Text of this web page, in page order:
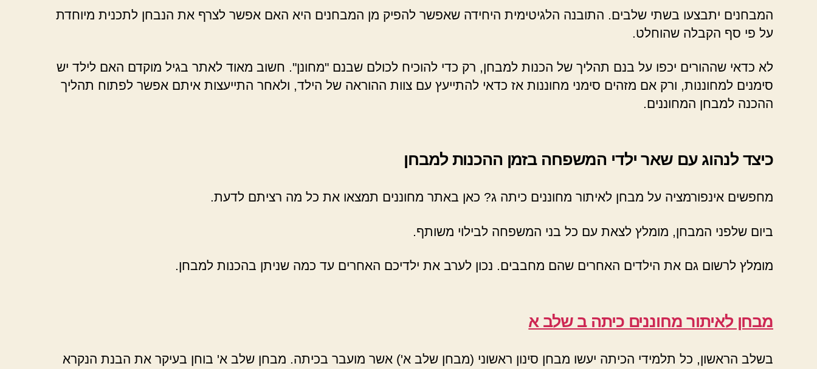
המבחנים יתבצעו בשתי שלבים. התובנה הלגיטימית היחידה שאפשר להפיק מן המבחנים היא האם אפשר לצרף את הנבחן לתכנית מיוחדת
על פי סף הקבלה שהוחלט.
לא כדאי שההורים יכפו על בנם תהליך של הכנות למבחן, רק כדי להוכיח לכולם שבנם "מחונן". חשוב מאוד לאתר בגיל מוקדם האם לילד יש
סימנים למחוננות, ורק אם מזהים סימני מחוננות אז כדאי להתייעץ עם צוות ההוראה של הילד, ולאחר התייעצות איתם אפשר לפתוח תהליך
ההכנה למבחן המחוננים.
כיצד לנהוג עם שאר ילדי המשפחה בזמן ההכנות למבחן
מחפשים אינפורמציה על מבחן לאיתור מחוננים כיתה ג? כאן באתר מחוננים תמצאו את כל מה רציתם לדעת.
ביום שלפני המבחן, מומלץ לצאת עם כל בני המשפחה לבילוי משותף.
מומלץ לרשום גם את הילדים האחרים שהם מחבבים. נכון לערב את ילדיכם האחרים עד כמה שניתן בהכנות למבחן.
מבחן לאיתור מחוננים כיתה ב שלב א
בשלב הראשון, כל תלמידי הכיתה יעשו מבחן סינון ראשוני (מבחן שלב א') אשר מועבר בכיתה. מבחן שלב א' בוחן בעיקר את הבנת הנקרא